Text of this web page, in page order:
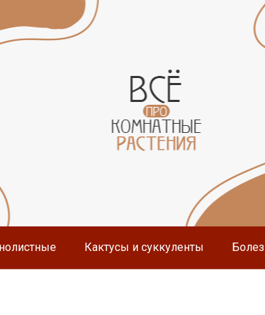
Кактусы и суккуленты